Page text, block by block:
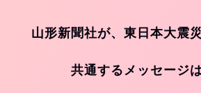
山形新聞社が、東日本大震
共通するメッセージ